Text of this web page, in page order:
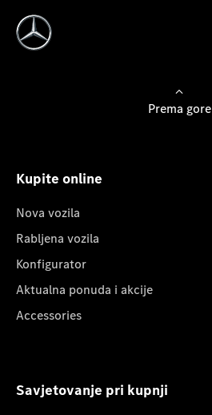
Prema gore
Kupite online
Nova vozila
Rabljena vozila
Konfigurator
Aktualna ponuda i akcije
Accessories
Savjetovanje pri kupnji